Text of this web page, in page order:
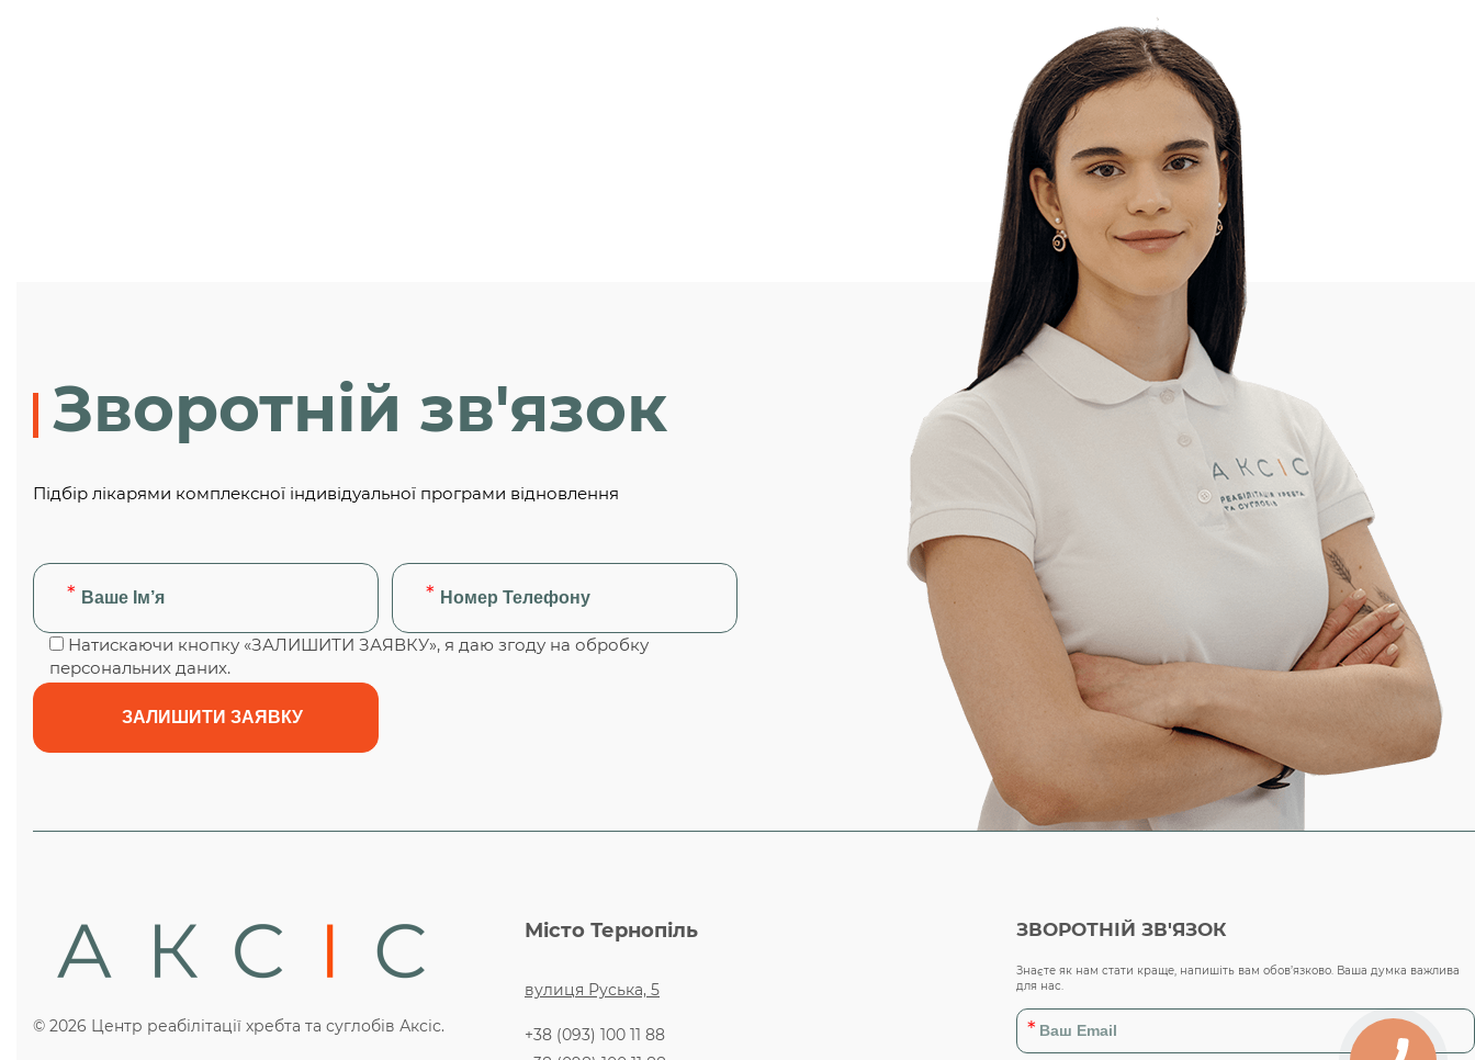
Зворотній зв'язок
Підбір лікарями комплексної індивідуальної програми відновлення
Натискаючи кнопку «ЗАЛИШИТИ ЗАЯВКУ», я даю згоду на обробку
персональних даних.
© 2026 Центр реабілітації хребта та суглобів Аксіс.
Місто Тернопіль
вулиця Руська, 5
+38 (093) 100 11 88
ЗВОРОТНІЙ ЗВ'ЯЗОК
Знаєте як нам стати краще, напишіть вам обов’язково. Ваша думка важлива
для нас.